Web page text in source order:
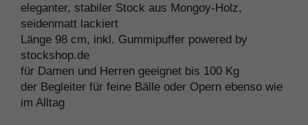
eleganter, stabiler Stock aus Mongoy-Holz,
seidenmatt lackiert
Länge 98 cm, inkl. Gummipuffer powered by
stockshop.de
für Damen und Herren geeignet bis 100 Kg
der Begleiter für feine Bälle oder Opern ebenso wie
im Alltag